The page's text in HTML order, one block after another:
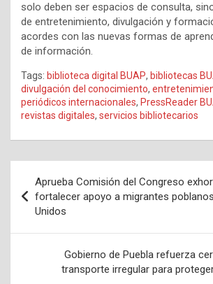
solo deben ser espacios de consulta,
de entretenimiento, divulgación y
acordes con las nuevas formas de
de información.
Tags: biblioteca digital BUAP, bibliotecas
divulgación del conocimiento,
periódicos internacionales, PressReader
revistas digitales, servicios bibliotecarios
de
entradas
Aprueba Comisión del Congreso
fortalecer apoyo a migrantes
Unidos
Gobierno de Puebla refuerza
transporte irregular para